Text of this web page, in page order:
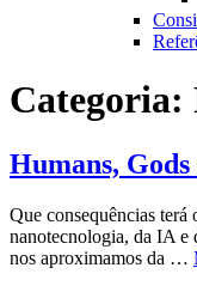
Categoria:
Humans,
Que consequências
nanotecnologia, da IA e
nos aproximamos da …